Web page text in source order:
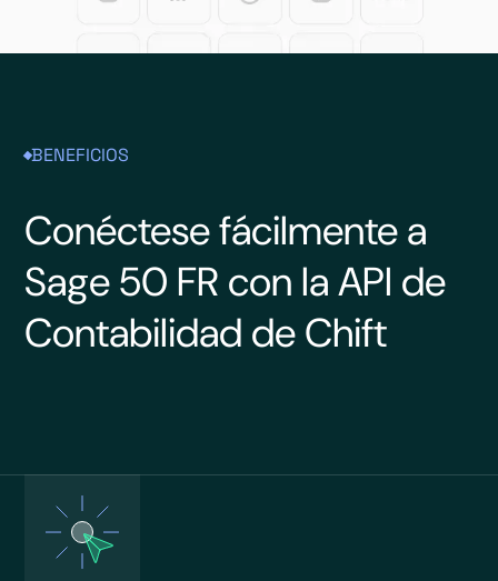
BENEFICIOS
Conéctese fácilmente a
Sage 50 FR con la API de
Contabilidad de Chift